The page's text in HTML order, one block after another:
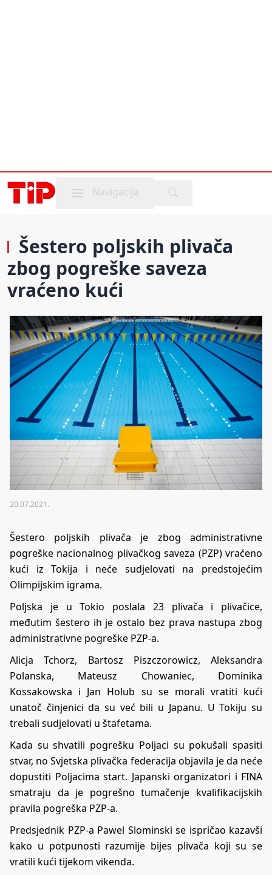
Mobile menu
Navigacija
Šestero poljskih plivača
zbog pogreške saveza
vraćeno kući
20.07.2021.
Šestero poljskih plivača je zbog administrativne
pogreške nacionalnog plivačkog saveza (PZP) vraćeno
kući iz Tokija i neće sudjelovati na predstojećim
Olimpijskim igrama.
Poljska je u Tokio poslala 23 plivača i plivačice,
međutim šestero ih je ostalo bez prava nastupa zbog
administrativne pogreške PZP-a.
Alicja Tchorz, Bartosz Piszczorowicz, Aleksandra
Polanska, Mateusz Chowaniec, Dominika
Kossakowska i Jan Holub su se morali vratiti kući
unatoč činjenici da su već bili u Japanu. U Tokiju su
trebali sudjelovati u štafetama.
Kada su shvatili pogrešku Poljaci su pokušali spasiti
stvar, no Svjetska plivačka federacija objavila je da neće
dopustiti Poljacima start. Japanski organizatori i FINA
smatraju da je pogrešno tumačenje kvalifikacijskih
pravila pogreška PZP-a.
Predsjednik PZP-a Pawel Slominski se ispričao kazavši
kako u potpunosti razumije bijes plivača koji su se
vratili kući tijekom vikenda.